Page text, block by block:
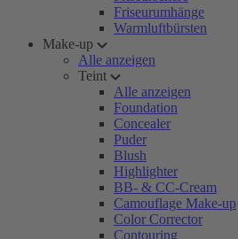
Friseurumhänge
Warmluftbürsten
Make-up
Alle anzeigen
Teint
Alle anzeigen
Foundation
Concealer
Puder
Blush
Highlighter
BB- & CC-Cream
Camouflage Make-up
Color Corrector
Contouring